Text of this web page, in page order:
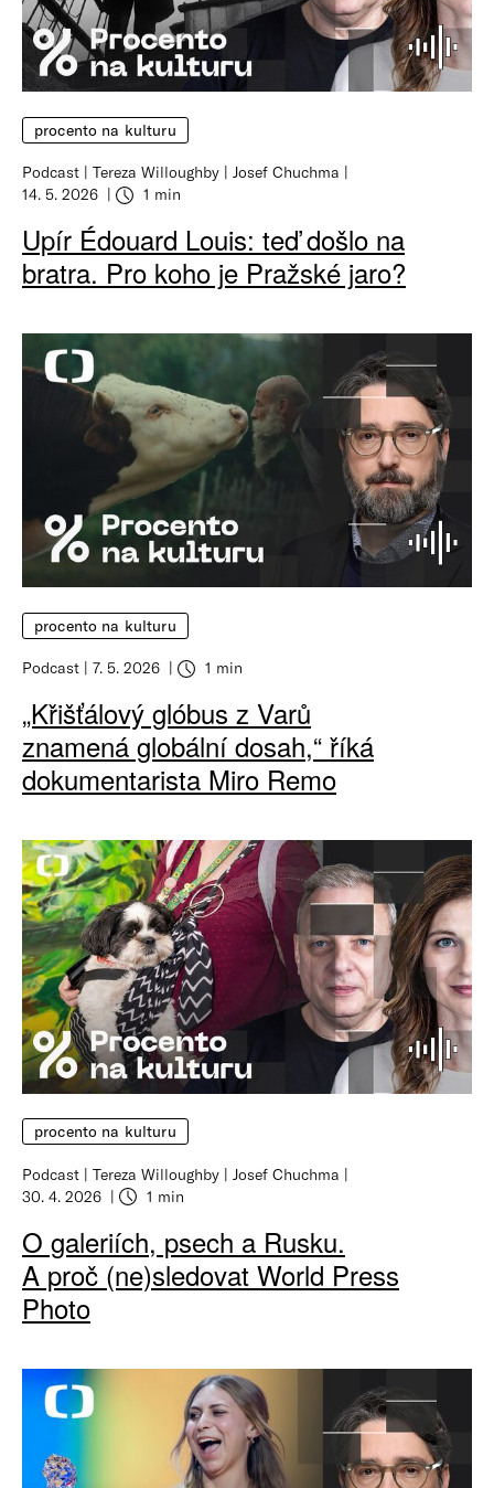
procento na kulturu
Podcast Tereza Willoughby
Josef Chuchma
14. 5. 2026
1 min
Upír Édouard Louis: teď došlo na
bratra. Pro koho je Pražské jaro?
procento na kulturu
Podcast 7. 5. 2026 1 min
„Křišťálový glóbus z Varů
znamená globální dosah,“ říká
dokumentarista Miro Remo
procento na kulturu
Podcast Tereza Willoughby
Josef Chuchma
30. 4. 2026
1 min
O galeriích, psech a Rusku.
A proč (ne)sledovat World Press
Photo